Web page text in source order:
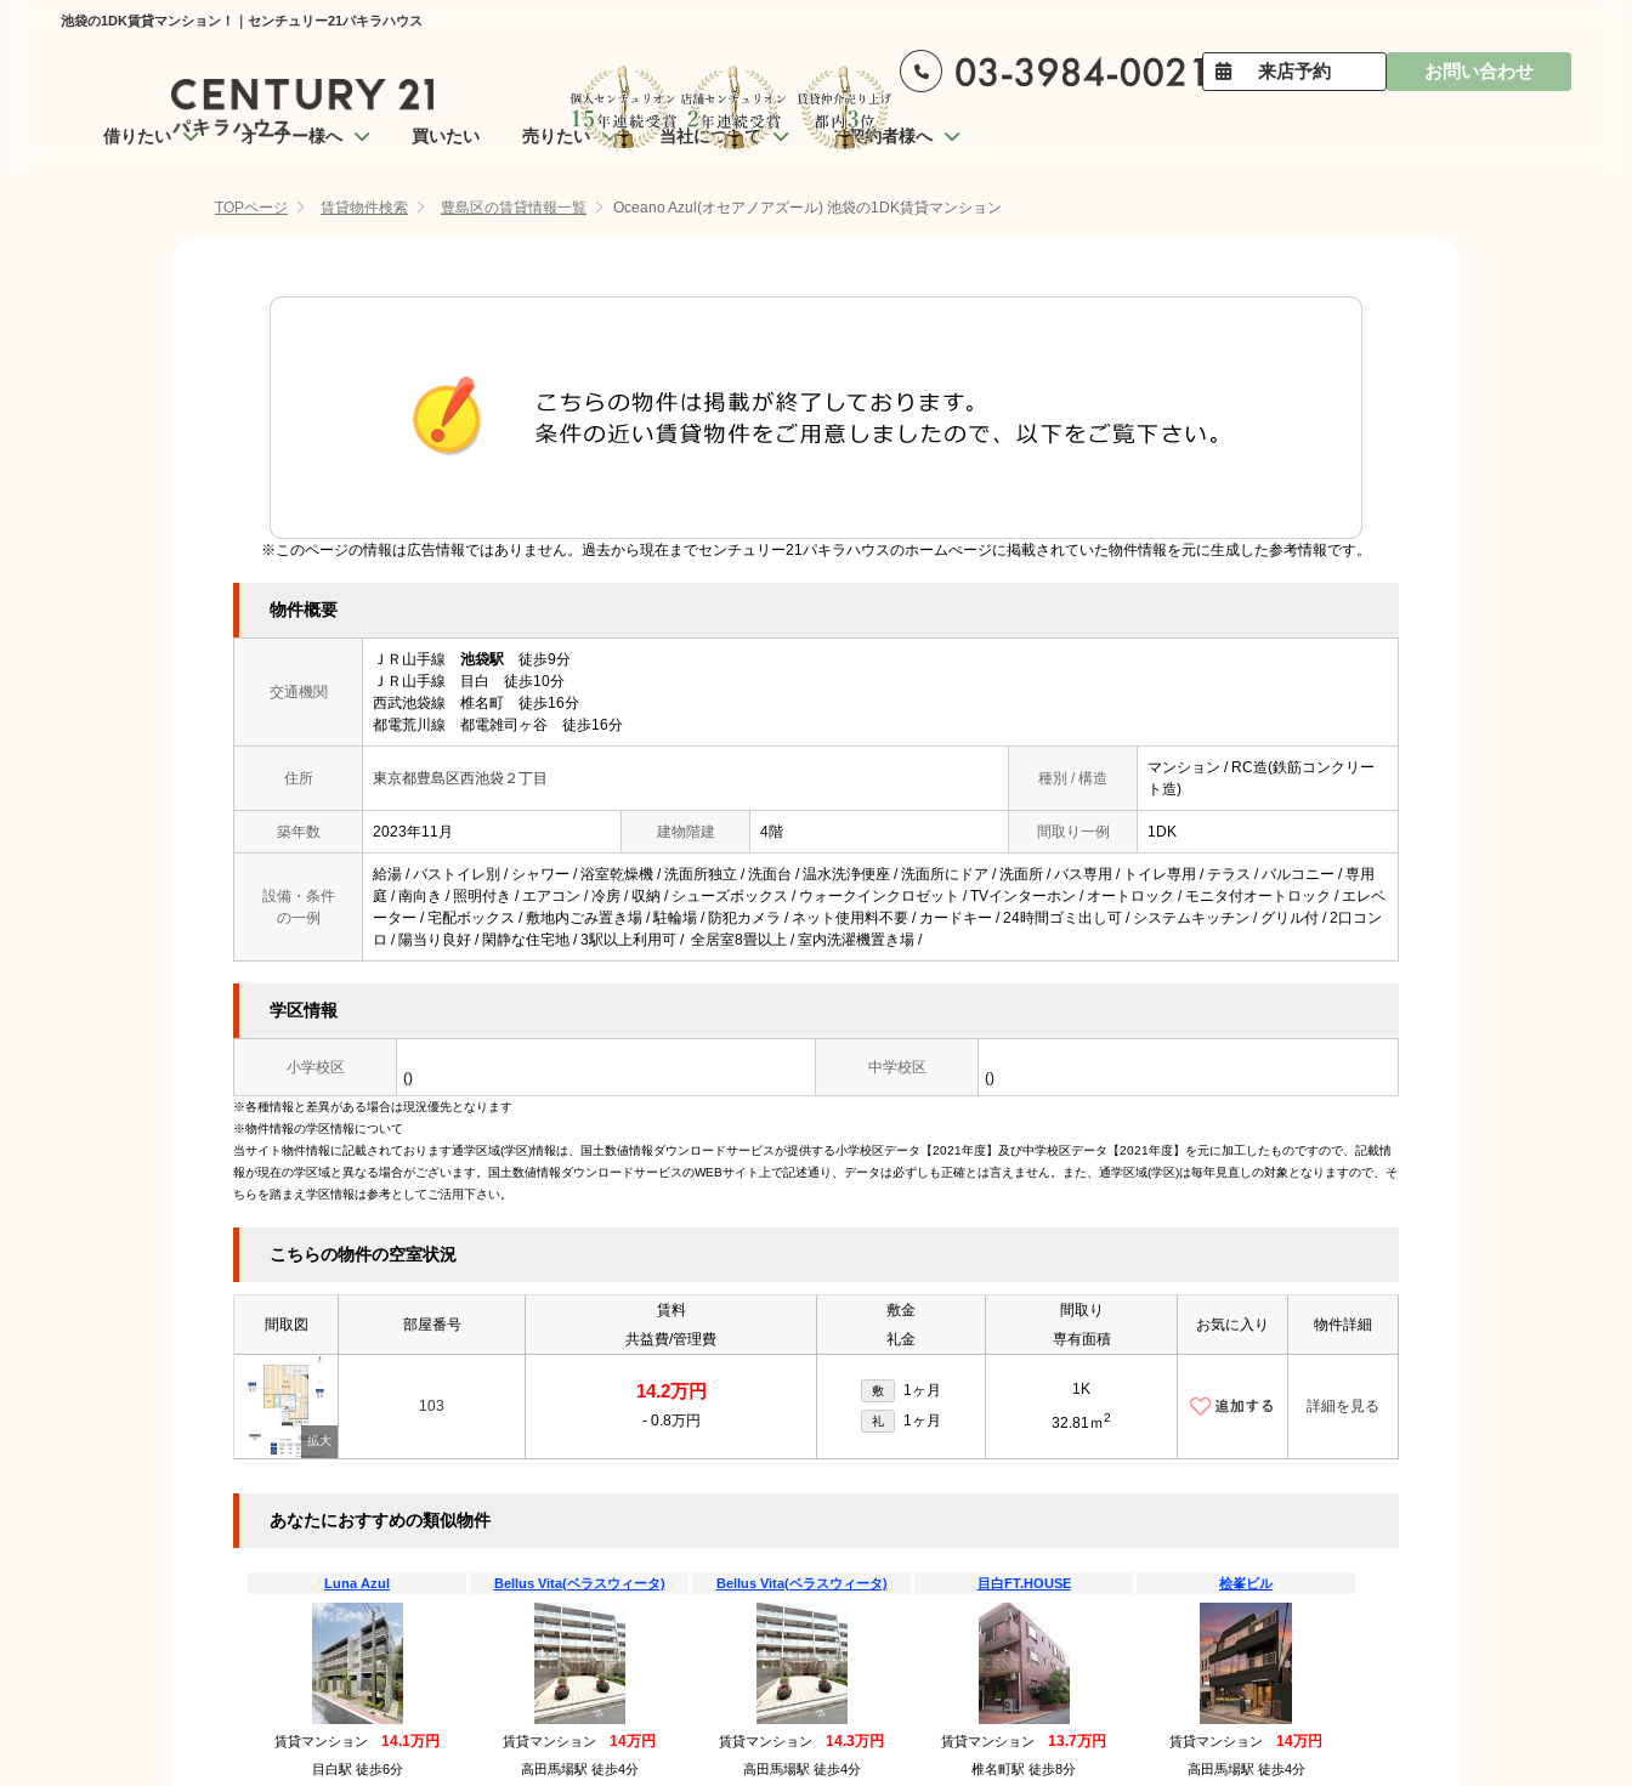
池袋の1DK賃貸マンション！｜センチュリー21パキラハウス
来店予約 お問い合わせ
借りたい オーナー様へ 買いたい 売りたい 当社について ご契約者様へ
TOPページ 賃貸物件検索 豊島区の賃貸情報一覧 Oceano Azul(オセアノアズール) 池袋の1DK賃貸マンション
※このページの情報は広告情報ではありません。過去から現在までセンチュリー21パキラハウスのホームぺージに掲載されていた物件情報を元に生成した参考情報です。
物件概要
交通機関
ＪＲ山手線 池袋駅 徒歩9分
ＪＲ山手線 目白 徒歩10分
西武池袋線 椎名町 徒歩16分
都電荒川線 都電雑司ヶ谷 徒歩16分
住所 東京都豊島区西池袋２丁目 種別 / 構造
マンション / RC造(鉄筋コンクリー
ト造)
築年数 2023年11月 建物階建 4階 間取り一例 1DK
設備・条件
の一例
給湯 / バストイレ別 / シャワー / 浴室乾燥機 / 洗面所独立 / 洗面台 / 温水洗浄便座 / 洗面所にドア / 洗面所 / バス専用 / トイレ専用 / テラス / バルコニー / 専用
庭 / 南向き / 照明付き / エアコン / 冷房 / 収納 / シューズボックス / ウォークインクロゼット / TVインターホン / オートロック / モニタ付オートロック / エレベ
ーター / 宅配ボックス / 敷地内ごみ置き場 / 駐輪場 / 防犯カメラ / ネット使用料不要 / カードキー / 24時間ゴミ出し可 / システムキッチン / グリル付 / 2口コン
ロ / 陽当り良好 / 閑静な住宅地 / 3駅以上利用可 / 全居室8畳以上 / 室内洗濯機置き場 /
学区情報
小学校区
()
中学校区
()
※各種情報と差異がある場合は現況優先となります
※物件情報の学区情報について
当サイト物件情報に記載されております通学区域(学区)情報は、国土数値情報ダウンロードサービスが提供する小学校区データ【2021年度】及び中学校区データ【2021年度】を元に加工したものですので、記載情
報が現在の学区域と異なる場合がございます。国土数値情報ダウンロードサービスのWEBサイト上で記述通り、データは必ずしも正確とは言えません。また、通学区域(学区)は毎年見直しの対象となりますので、そ
ちらを踏まえ学区情報は参考としてご活用下さい。
こちらの物件の空室状況
間取図 部屋番号
賃料
共益費/管理費
敷金
礼金
間取り
専有面積
お気に入り 物件詳細
103
14.2万円
- 0.8万円
敷 1ヶ月
礼 1ヶ月
1K
32.81ｍ2
詳細を見る
あなたにおすすめの類似物件
Luna Azul
賃貸マンション 14.1万円
目白駅 徒歩6分
Bellus Vita(ベラスウィータ)
賃貸マンション 14万円
高田馬場駅 徒歩4分
Bellus Vita(ベラスウィータ)
賃貸マンション 14.3万円
高田馬場駅 徒歩4分
目白FT.HOUSE
賃貸マンション 13.7万円
椎名町駅 徒歩8分
桧峯ビル
賃貸マンション 14万円
高田馬場駅 徒歩4分